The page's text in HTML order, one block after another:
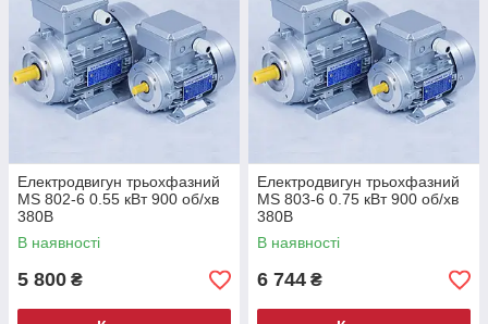
Електродвигун трьохфазний
MS 802-6 0.55 кВт 900 об/хв
380В
В наявності
5 800 ₴
Електродвигун трьохфазний
MS 803-6 0.75 кВт 900 об/хв
380В
В наявності
6 744 ₴